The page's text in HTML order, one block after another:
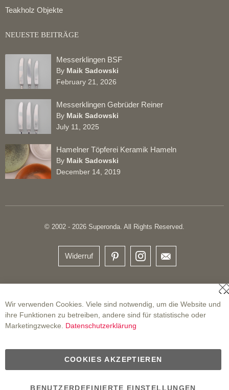
Teakholz Objekte
NEUESTE BEITRÄGE
Messerklingen BSF
By Maik Sadowski
February 21, 2026
Messerklingen Gebrüder Reiner
By Maik Sadowski
July 11, 2025
Hamelner Töpferei Keramik Hameln
By Maik Sadowski
December 14, 2019
© 2002 - 2026 Superonda. All Rights Reserved.
Widerruf
Wir verwenden Cookies. Viele sind notwendig, um die Website und
ihre Funktionen zu betreiben, andere sind für statistische oder
Marketingzwecke. Datenschutzerklärung
COOKIES AKZEPTIEREN
BENUTZERDEFINIERTE EINSTELLUNGEN